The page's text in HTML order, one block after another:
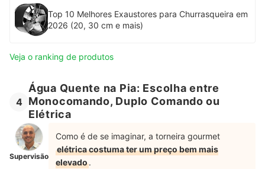
Top 10 Melhores Exaustores para Churrasqueira em
2026 (20, 30 cm e mais)
Veja o ranking de produtos
4
Água Quente na Pia: Escolha entre
Monocomando, Duplo Comando ou
Elétrica
Supervisão
Como é de se imaginar, a torneira gourmet
elétrica costuma ter um preço bem mais
elevado.